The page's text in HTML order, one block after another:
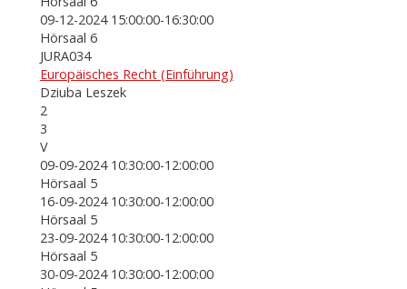
09-12-2024 15:00:00-16:30:00
Hörsaal 6
JURA034
Europäisches Recht (Einführung)
Dziuba Leszek
2
3
V
09-09-2024 10:30:00-12:00:00
Hörsaal 5
16-09-2024 10:30:00-12:00:00
Hörsaal 5
23-09-2024 10:30:00-12:00:00
Hörsaal 5
30-09-2024 10:30:00-12:00:00